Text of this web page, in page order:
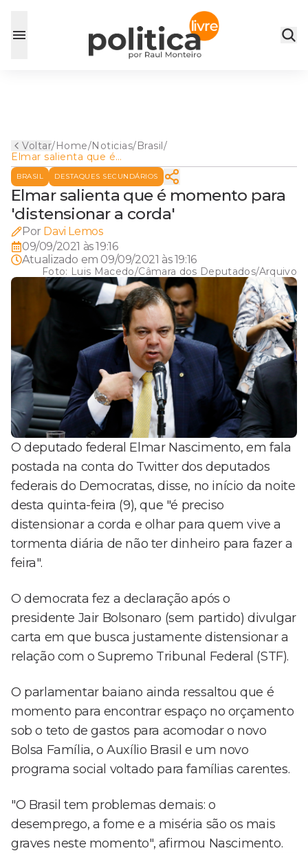
Voltar/Home/Noticias/Brasil/
Elmar salienta que é
momento para 'distensionar
a corda'
BRASIL DESTAQUES SECUNDÁRIOS
Elmar salienta que é momento para
'distensionar a corda'
Por Davi Lemos
09/09/2021 às 19:16
Atualizado em 09/09/2021 às 19:16
Foto: Luis Macedo/Câmara dos Deputados/Arquivo
O deputado federal Elmar Nascimento, em fala
postada na conta do Twitter dos deputados
federais do Democratas, disse, no início da noite
desta quinta-feira (9), que "é preciso
distensionar a corda e olhar para quem vive a
tormenta diária de não ter dinheiro para fazer a
feira".
O democrata fez a declaração após o
presidente Jair Bolsonaro (sem partido) divulgar
carta em que busca justamente distensionar a
relação com o Supremo Tribunal Federal (STF).
O parlamentar baiano ainda ressaltou que é
momento para encontrar espaço no orçamento
sob o teto de gastos para acomodar o novo
Bolsa Família, o Auxílio Brasil e um novo
programa social voltado para famílias carentes.
"O Brasil tem problemas demais: o
desemprego, a fome e a miséria são os mais
graves neste momento", afirmou Nascimento.